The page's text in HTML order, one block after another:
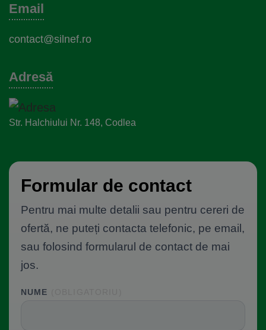
Email
contact@silnef.ro
Adresă
Str. Halchiului Nr. 148, Codlea
Formular de contact
Pentru mai multe detalii sau pentru cereri de
ofertă, ne puteți contacta telefonic, pe email,
sau folosind formularul de contact de mai
jos.
NUME